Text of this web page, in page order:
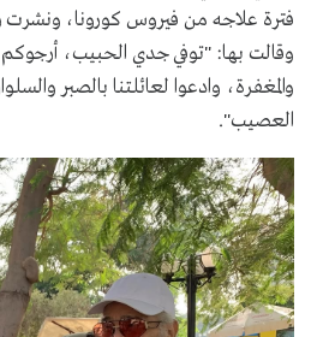
فترة علاجه من فيروس كورونا، ونشرت
وقالت بها: "توفي جدي الحبيب، أرجوكم
والمغفرة، وادعوا لعائلتنا بالصبر
العصيب".